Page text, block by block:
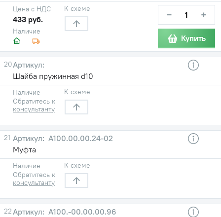
Наличие
Цена с НДС
433 руб.
К схеме − +
Купить
20
Шайба пружинная d10
Наличие
Обратитесь к
консультанту
К схеме
21
А100.00.00.24-02
Муфта
Наличие
Обратитесь к
консультанту
К схеме
22
А100.-00.00.00.96